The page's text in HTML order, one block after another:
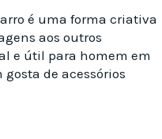
é uma forma criativa
aos outros
e útil para homem em
de acessórios